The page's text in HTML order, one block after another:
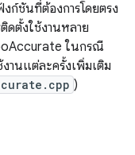
งก์ชันที่ต้องการโดยตรง
ติดตั้งใช้งานหลาย
ในกรณี
านแต่ละครั้งเพิ่มเติม
)